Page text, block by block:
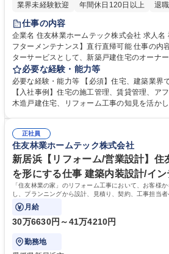
業界未経験歓迎
年間休日120日以上 退
仕事の内容
企業名 住友林業ホームテック株式会社 求人名 福山【「住友林業の家」ア
フターメンテナンス】直行直帰可能 仕事の内容 「住友林業の家」のアフ
ターサービスとして、新築戸建住宅のオーナ
していただいた一般のお客様を対象に、定期
業務を担当していただきます。 【具体的には】■定期点検：お客様宅を訪
問し、建物全体の点検を実施します(点検数
不具合の発生時お客様からの連絡に対し、訪
相談に乗りながら家に関する悩みの解決をサ
囲：会社の定める業務≫ 募集職種 福山【「住友林業の家」アフターメン
テナンス】直行直帰可能
必要な経験・能力等
必要な経験・能力等 【必須】住宅、建築業界
【入社事例】住宅の施工管理、賃貸管理、ア
木造戸建住宅、リフォーム工事の知見を活かしたい方歓
ることがやりがいです。 【教育制度】入社後
す。その後も、フォロー研修や社内資格取得
で、職種未経験の方も安心して就業いただけます。 学歴・資格
学院 大学 高専 短大 専修学校 高校 語学力：
動車
正社員
住友林業ホームテック株式会社
新居浜【リフォーム/営業設計】住
を形にする仕事 建築内装設計/イン
「住友林業の家」のリフォーム工事において、お客様
し、プランニングから設計、見積り、契約、工事担当
きます。
月給
30万6630円～41万4210円
勤務地